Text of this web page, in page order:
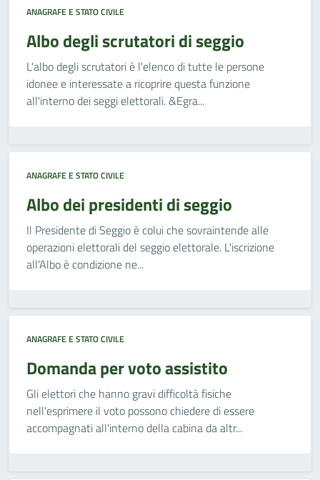
ANAGRAFE E STATO CIVILE
Albo degli scrutatori di seggio
L'albo degli scrutatori è l'elenco di tutte le persone
idonee e interessate a ricoprire questa funzione
all'interno dei seggi elettorali. &Egra...
ANAGRAFE E STATO CIVILE
Albo dei presidenti di seggio
Il Presidente di Seggio è colui che sovraintende alle
operazioni elettorali del seggio elettorale. L'iscrizione
all'Albo è condizione ne...
ANAGRAFE E STATO CIVILE
Domanda per voto assistito
Gli elettori che hanno gravi difficoltà fisiche
nell'esprimere il voto possono chiedere di essere
accompagnati all'interno della cabina da altr...